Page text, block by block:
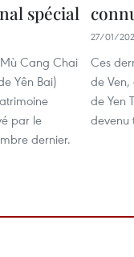
spécial
Cang Chai
Yên Bai)
par le
dernier.
27/01/
Ces
de
de Yen
devenu